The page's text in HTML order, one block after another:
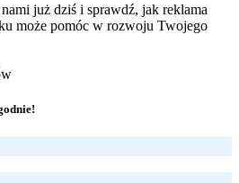
już dziś i sprawdź, jak reklama
może pomóc w rozwoju Twojego